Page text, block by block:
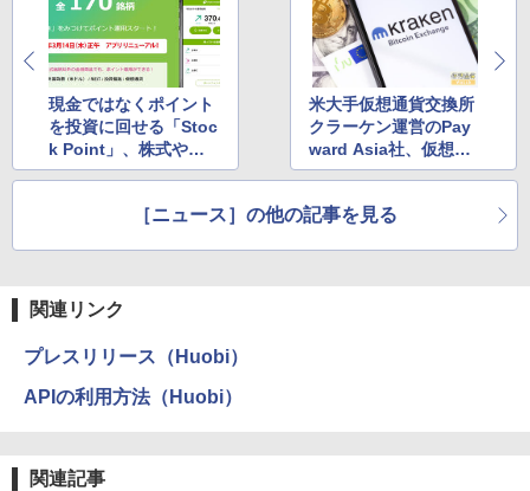
現金ではなくポイント
を投資に回せる「Stoc
k Point」、株式やビ
ットコインなど170銘
米大手仮想通貨交換所
クラーケン運営のPay
ward Asia社、仮想通
貨自主規制団体JVCEA
［ニュース］の他の記事を見る
関連リンク
プレスリリース（Huobi）
APIの利用方法（Huobi）
関連記事